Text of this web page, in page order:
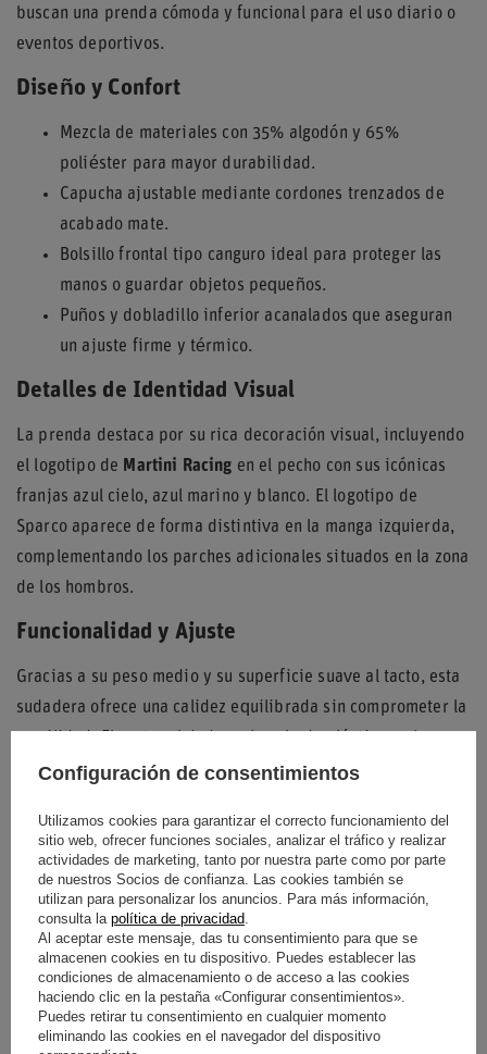
buscan una prenda cómoda y funcional para el uso diario o
eventos deportivos.
Diseño y Confort
Mezcla de materiales con 35% algodón y 65%
poliéster para mayor durabilidad.
Capucha ajustable mediante cordones trenzados de
acabado mate.
Bolsillo frontal tipo canguro ideal para proteger las
manos o guardar objetos pequeños.
Puños y dobladillo inferior acanalados que aseguran
un ajuste firme y térmico.
Detalles de Identidad Visual
La prenda destaca por su rica decoración visual, incluyendo
el logotipo de Martini Racing en el pecho con sus icónicas
franjas azul cielo, azul marino y blanco. El logotipo de
Sparco aparece de forma distintiva en la manga izquierda,
complementando los parches adicionales situados en la zona
de los hombros.
Funcionalidad y Ajuste
Gracias a su peso medio y su superficie suave al tacto, esta
sudadera ofrece una calidez equilibrada sin comprometer la
extremidades permiten que la prenda mantenga su forma
o de competición.
Condición Nuevo
Género Masculino
Categoría Sudaderas
Configuración de consentimientos
Utilizamos cookies para garantizar el correcto funcionamiento del
sitio web, ofrecer funciones sociales, analizar el tráfico y realizar
actividades de marketing, tanto por nuestra parte como por parte
de nuestros Socios de confianza. Las cookies también se
utilizan para personalizar los anuncios. Para más información,
consulta la política de privacidad
Al aceptar este mensaje, das tu consentimiento para que se
almacenen cookies en tu dispositivo. Puedes establecer las
condiciones de almacenamiento o de acceso a las cookies
haciendo clic en la pestaña «Configurar consentimientos».
Puedes retirar tu consentimiento en cualquier momento
eliminando las cookies en el navegador del dispositivo